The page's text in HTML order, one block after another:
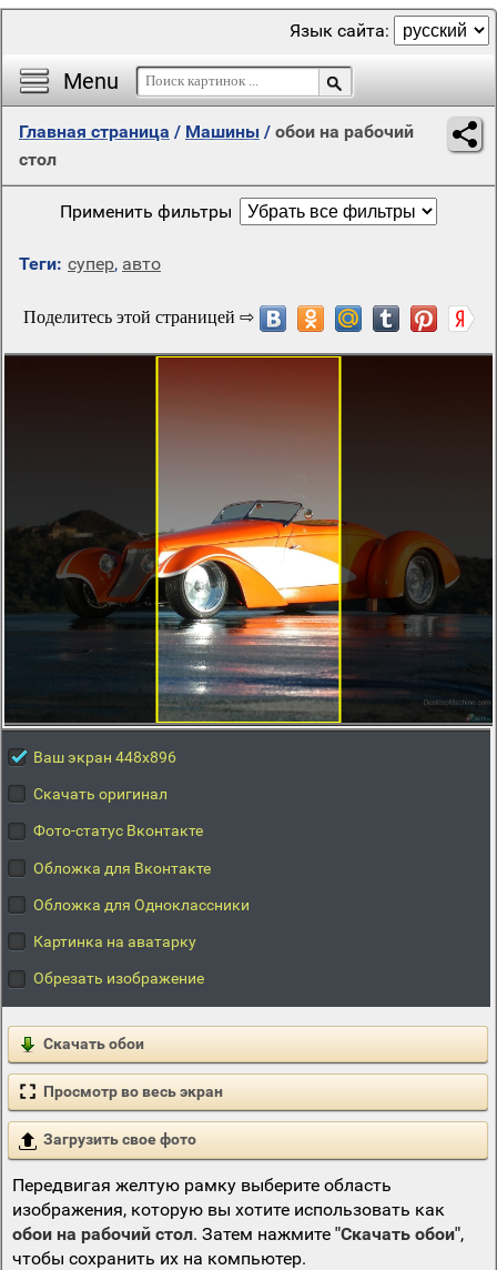
Menu
Язык сайта:
Главная страница / Машины / обои на рабочий
стол
Применить фильтры
Теги: супер, авто
Ваш экран 448x896
Скачать оригинал
Фото-статус Вконтакте
Обложка для Вконтакте
Обложка для Одноклассники
Картинка на аватарку
Обрезать изображение
Скачать обои
Просмотр во весь экран
Загрузить свое фото
Передвигая желтую рамку выберите область
изображения, которую вы хотите использовать как
обои на рабочий стол. Затем нажмите "Скачать обои",
чтобы сохранить их на компьютер.